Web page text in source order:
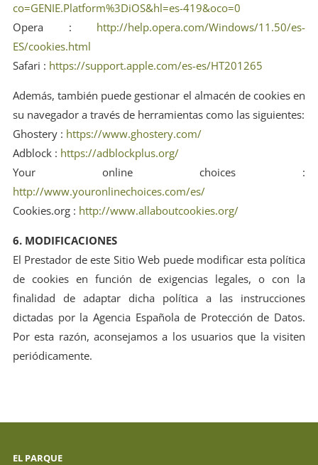
co=GENIE.Platform%3DiOS&hl=es-419&oco=0
Opera : http://help.opera.com/Windows/11.50/es-
ES/cookies.html
Safari : https://support.apple.com/es-es/HT201265
Además, también puede gestionar el almacén de cookies en
su navegador a través de herramientas como las siguientes:
Ghostery : https://www.ghostery.com/
Adblock : https://adblockplus.org/
Your online choices :
http://www.youronlinechoices.com/es/
Cookies.org : http://www.allaboutcookies.org/
6. MODIFICACIONES
El Prestador de este Sitio Web puede modificar esta política
de cookies en función de exigencias legales, o con la
finalidad de adaptar dicha política a las instrucciones
dictadas por la Agencia Española de Protección de Datos.
Por esta razón, aconsejamos a los usuarios que la visiten
periódicamente.
EL PARQUE